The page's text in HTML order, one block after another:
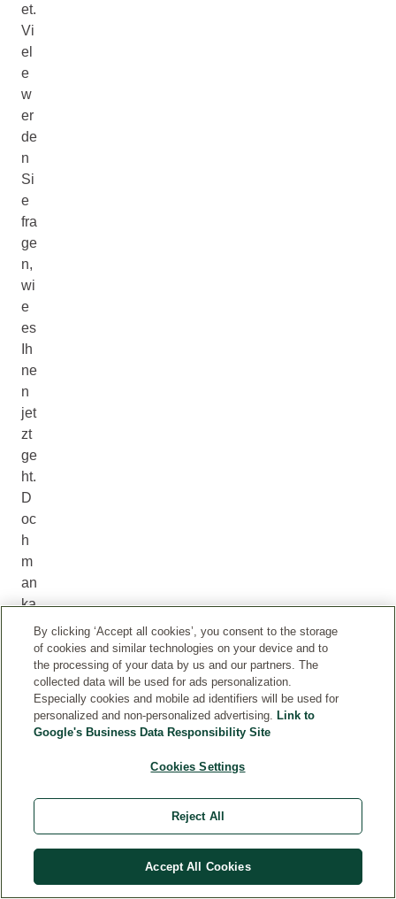
et.
Vi
el
e
w
er
de
n
Si
e
fra
ge
n,
wi
e
es
Ih
ne
n
jet
zt
ge
ht.
D
oc
h
m
an
ka
nn
au
ch
ch
üc
ch
By clicking ‘Accept all cookies’, you consent to the storage
of cookies and similar technologies on your device and to
the processing of your data by us and our partners. The
collected data will be used for ads personalization.
Especially cookies and mobile ad identifiers will be used for
personalized and non-personalized advertising. Link to
Google's Business Data Responsibility Site
Cookies Settings
Reject All
Accept All Cookies